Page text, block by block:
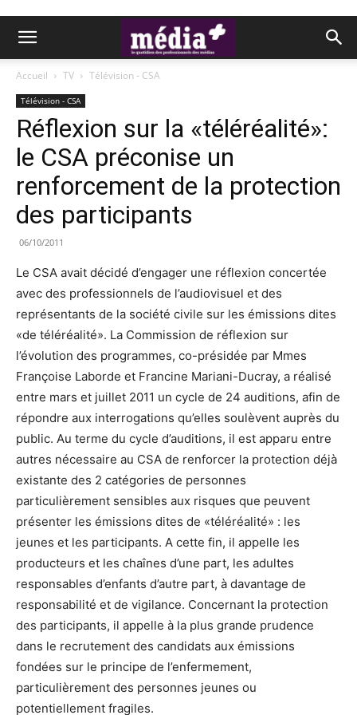
Accueil TV Télévision - CSA
Télévision - CSA
Réflexion sur la «téléréalité»:
le CSA préconise un
renforcement de la protection
des participants
06/10/2011
Le CSA avait décidé d’engager une réflexion concertée
avec des professionnels de l’audiovisuel et des
représentants de la société civile sur les émissions dites
«de téléréalité». La Commission de réflexion sur
l’évolution des programmes, co-présidée par Mmes
Françoise Laborde et Francine Mariani-Ducray, a réalisé
entre mars et juillet 2011 un cycle de 24 auditions, afin de
répondre aux interrogations qu’elles soulèvent auprès du
public. Au terme du cycle d’auditions, il est apparu entre
autres nécessaire au CSA de renforcer la protection déjà
existante des 2 catégories de personnes
particulièrement sensibles aux risques que peuvent
présenter les émissions dites de «téléréalité» : les
jeunes et les participants. A cette fin, il appelle les
producteurs et les chaînes d’une part, les adultes
responsables d’enfants d’autre part, à davantage de
responsabilité et de vigilance. Concernant la protection
des participants, il appelle à la plus grande prudence
dans le recrutement des candidats aux émissions
fondées sur le principe de l’enfermement,
particulièrement des personnes jeunes ou
potentiellement fragiles.